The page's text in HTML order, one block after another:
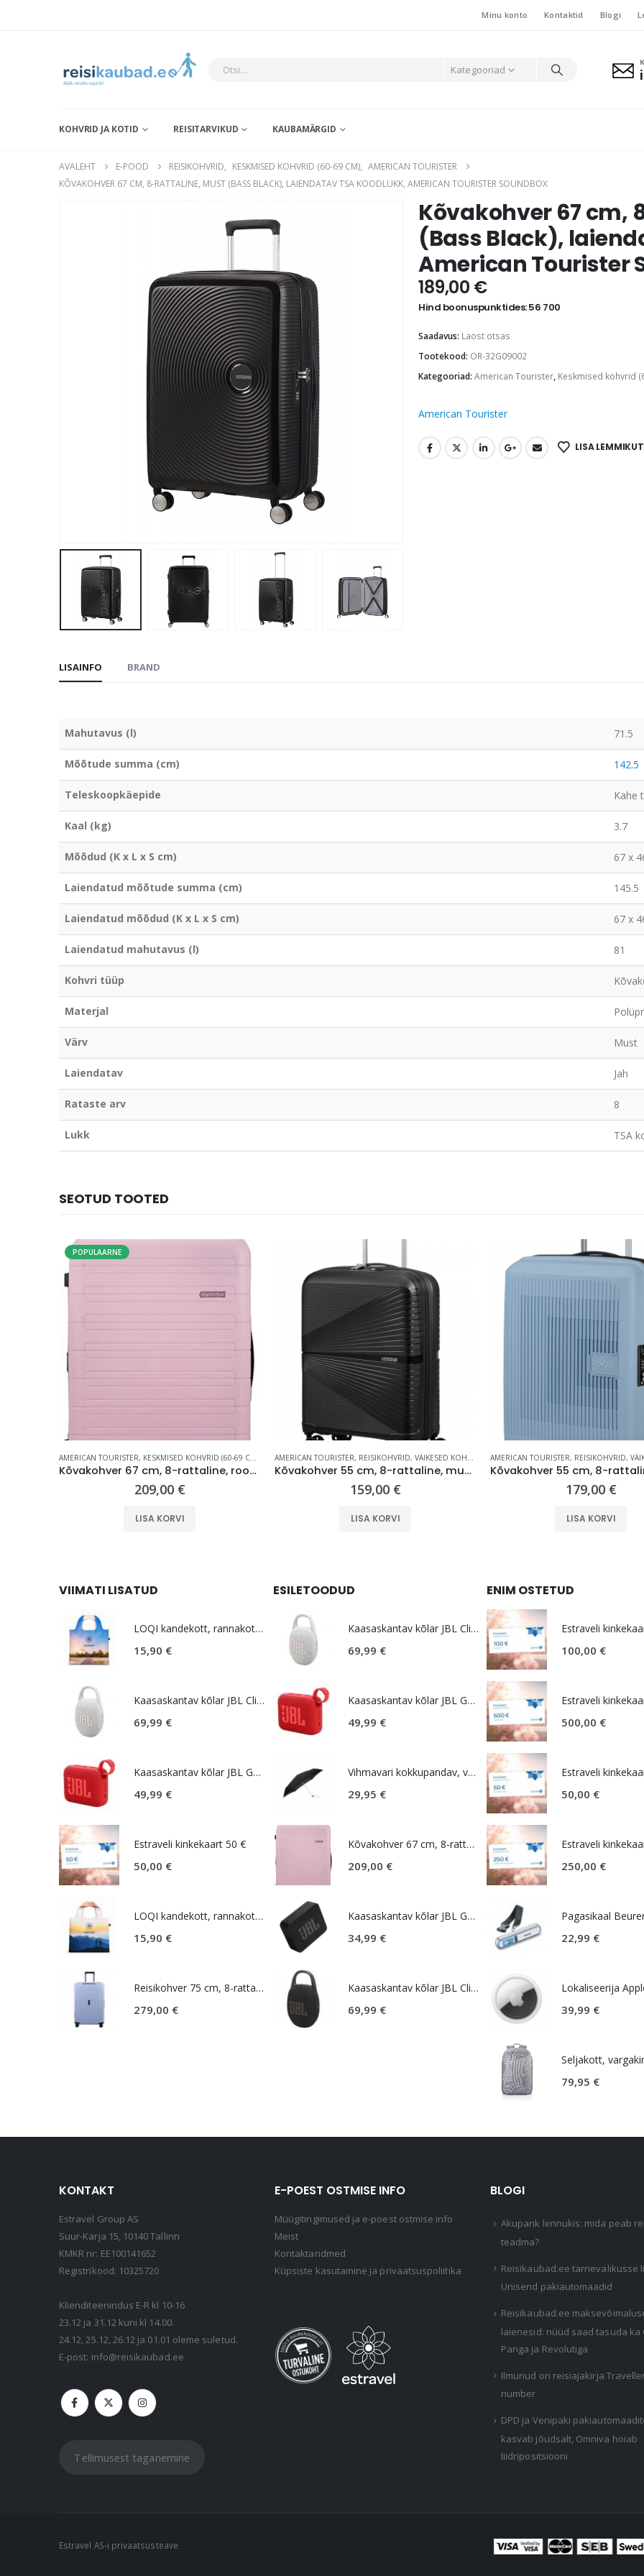
Minu konto Kontaktid Blogi
Kategooriad
KOHVRID JA KOTID REISITARVIKUD KAUBAMÄRGID
AVALEHT E-POOD REISIKOHVRID, KESKMISED KOHVRID (60-69 CM), AMERICAN TOURISTER
KÕVAKOHVER 67 CM, 8-RATTALINE, MUST (BASS BLACK), LAIENDATAV TSA KOODLUKK, AMERICAN TOURISTER SOUNDBOX
Kõvakohver 67
(Bass Black),
American Tourister
189,00 €
Hind boonuspunktides: 56 700
Saadavus: Laost otsas
Tootekood: OR-32G09002
Kategooriad: American Tourister, Keskmised kohvrid
American Tourister
LISA
LISAINFO BRAND
Mahutavus (l) 71.5
Mõõtude summa (cm) 142.5
Teleskoopkäepide Kahe
Kaal (kg) 3.7
Mõõdud (K x L x S cm) 67 x
Laiendatud mõõtude summa (cm) 145.5
Laiendatud mõõdud (K x L x S cm) 67 x
Laiendatud mahutavus (l) 81
Kohvri tüüp
Materjal
Värv Must
Laiendatav Jah
Rataste arv 8
Lukk TSA
SEOTUD TOOTED
POPULAARNE
AMERICAN TOURISTER, KESKMISED KOHVRID (60-69 CM) REISIKOHVRID
Kõvakohver 67 cm, 8-rattaline, roosa (Soft Pink), laiendatav, TSA koodlukk, American Tourister Novastream
209,00 €
LISA KORVI
AMERICAN TOURISTER, REISIKOHVRID, VÄIKESED KOHVRID (KUNI 59 CM)
Kõvakohver 55 cm, 8-rattaline, must (Onyx Black), TSA koodlukk, American Tourister Airconic
159,00 €
LISA KORVI
AMERICAN TOURISTER, REISIKOHVRID,
179,00 €
LISA KORVI
VIIMATI LISATUD
LOQI kandekott, rannakott, reisikott, Estravel Beach Bag
15,90 €
Kaasaskantav kõlar JBL Clip 5, IP67, valge
69,99 €
Kaasaskantav kõlar JBL GO 4, IP67, punane
49,99 €
Estraveli kinkekaart 50 €
50,00 €
LOQI kandekott, rannakott, reisikott, Estravel Mountain Bag
15,90 €
Reisikohver 75 cm, 8-rattaline, lillakassinine (Lavendel), TSA koodlukk, Samsonite Essens
279,00 €
ESILETOODUD
Kaasaskantav kõlar JBL Clip 5, IP67, valge
69,99 €
Kaasaskantav kõlar JBL GO 4, IP67, punane
49,99 €
Vihmavari kokkupandav, väike, must, Samsonite Rain Pro
29,95 €
Kõvakohver 67 cm, 8-rattaline, roosa (Soft Pink), laiendatav, TSA koodlukk, American Tourister Novastream
209,00 €
Kaasaskantav kõlar JBL GO Essential 2, IP67, must
34,99 €
Kaasaskantav kõlar JBL Clip 5, IP67, must
69,99 €
ENIM OSTETUD
Estraveli
100,00 €
Estraveli
500,00 €
Estraveli
50,00 €
Estraveli
250,00 €
Pagasikaal
22,99 €
39,99 €
79,95 €
KONTAKT
Estravel Group AS
Suur-Karja 15, 10140 Tallinn
KMKR nr: EE100141652
Registrikood: 10325720
Klienditeenindus E-R kl 10-16
23.12 ja 31.12 kuni kl 14.00.
24.12, 25.12, 26.12 ja 01.01 oleme suletud.
E-post: info@reisikaubad.ee
Tellimusest taganemine
E-POEST OSTMISE INFO
Müügitingimused ja e-poest ostmise info
Meist
Kontaktandmed
Küpsiste kasutamine ja privaatsuspoliitika
BLOGI
Akupank lennukis: mida peab
teadma?
Reisikaubad.ee tarnevalikusse
Unisend pakiautomaadid
Reisikaubad.ee
laienesid: nüüd saad tasuda ka
Panga ja Revolutiga
Ilmunud on reisiajakirja
number
DPD ja Venipaki
kasvab jõudsalt, Omniva hoiab
liidripositsiooni
Estravel AS-i privaatsusteave